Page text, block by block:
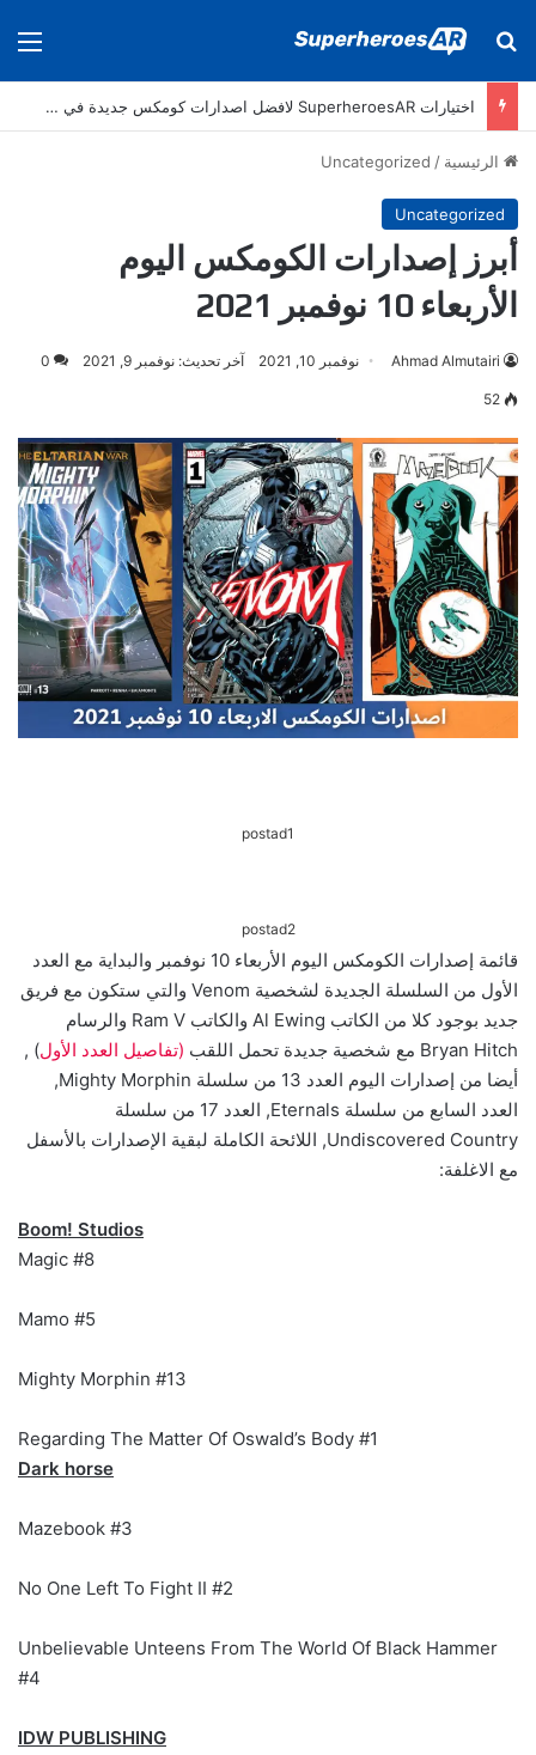
بحث عن
اختيارات SuperheroesAR لافضل اصدارات كومكس جديدة في سنة 2024
الرئيسية /
Uncategorized
Uncategorized
أبرز إصدارات الكومكس اليوم
الأربعاء 10 نوفمبر 2021
Ahmad Almutairi نوفمبر 10, 2021 آخر تحديث: نوفمبر 9, 2021 0
52
postad1
postad2
قائمة إصدارات الكومكس اليوم الأربعاء 10 نوفمبر والبداية مع العدد
الأول من السلسلة الجديدة لشخصية Venom والتي ستكون مع فريق
جديد بوجود كلا من الكاتب Al Ewing والكاتب Ram V والرسام
Bryan Hitch مع شخصية جديدة تحمل اللقب
(تفاصيل العدد الأول) ,
أيضا من إصدارات اليوم العدد 13 من سلسلة Mighty Morphin,
العدد السابع من سلسلة Eternals, العدد 17 من سلسلة
Undiscovered Country, اللائحة الكاملة لبقية الإصدارات بالأسفل
مع الاغلفة:
Boom! Studios
Magic #8
Mamo #5
Mighty Morphin #13
Regarding The Matter Of Oswald’s Body #1
Dark horse
Mazebook #3
No One Left To Fight II #2
Unbelievable Unteens From The World Of Black Hammer
#4
IDW PUBLISHING